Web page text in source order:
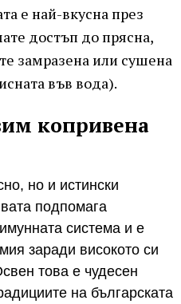
е най-вкусна през
достъп до прясна,
замразена или сушена
във вода).
копривена
но и истински
подпомага
система и е
заради високото си
това е чудесен
на българската